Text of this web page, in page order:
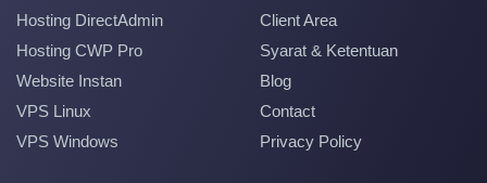
Hosting DirectAdmin
Hosting CWP Pro
Website Instan
VPS Linux
VPS Windows
Client Area
Syarat & Ketentuan
Blog
Contact
Privacy Policy